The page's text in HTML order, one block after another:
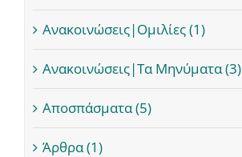
Ανακοινώσεις|Ομιλίες (1)
Ανακοινώσεις|Τα Μηνύματα (3)
Αποσπάσματα (5)
Άρθρα (1)